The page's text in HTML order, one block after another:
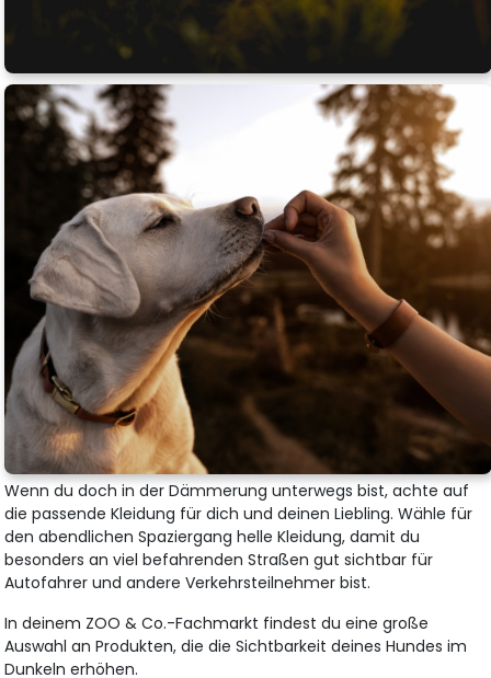
Wenn du doch in der Dämmerung unterwegs bist, achte auf
die passende Kleidung für dich und deinen Liebling. Wähle für
den abendlichen Spaziergang helle Kleidung, damit du
besonders an viel befahrenden Straßen gut sichtbar für
Autofahrer und andere Verkehrsteilnehmer bist.
In deinem ZOO & Co.-Fachmarkt findest du eine große
Auswahl an Produkten, die die Sichtbarkeit deines Hundes im
Dunkeln erhöhen.